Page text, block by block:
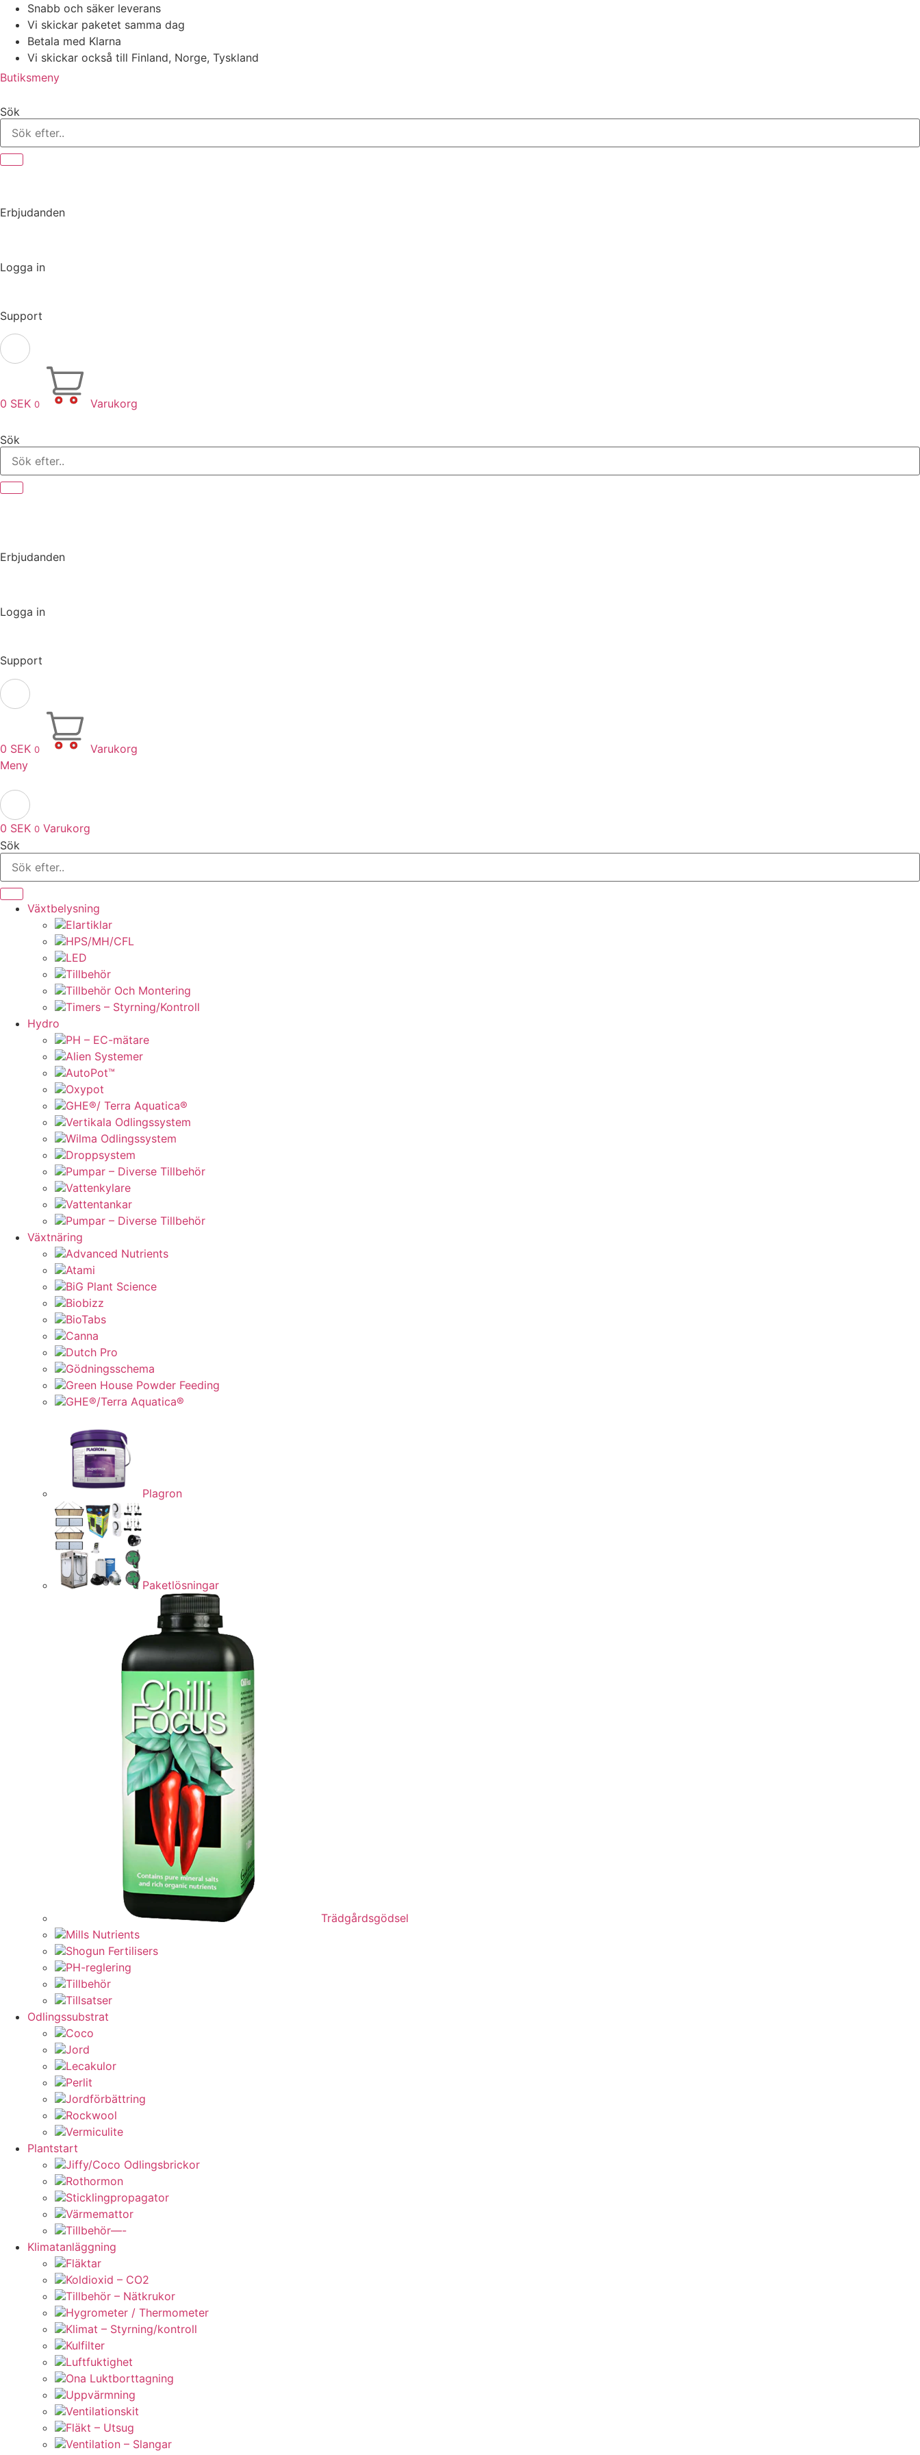
Hoppa
innehåll
Snabb och säker leverans
Vi skickar paketet samma dag
Betala med Klarna
Vi skickar också till Finland, Norge, Tyskland
Butiksmeny
Sök
Erbjudanden
Logga in
Support
0 SEK 0 Varukorg
Sök
Erbjudanden
Logga in
Support
0 SEK 0
Varukorg
Meny
0 SEK 0 Varukorg
Sök
Växtbelysning
Elartiklar
HPS/MH/CFL
LED
Tillbehör
Tillbehör Och Montering
Timers – Styrning/Kontroll
Hydro
PH – EC-mätare
Alien Systemer
AutoPot™
Oxypot
GHE®/ Terra Aquatica®
Vertikala Odlingssystem
Wilma Odlingssystem
Droppsystem
Pumpar – Diverse Tillbehör
Vattenkylare
Vattentankar
Pumpar – Diverse Tillbehör
Växtnäring
Advanced Nutrients
Atami
BiG Plant Science
Biobizz
BioTabs
Canna
Dutch Pro
Gödningsschema
Green House Powder Feeding
GHE®/Terra Aquatica®
Plagron
Paketlösningar
Trädgårdsgödsel
Mills Nutrients
Shogun Fertilisers
PH-reglering
Tillbehör
Tillsatser
Odlingssubstrat
Coco
Jord
Lecakulor
Perlit
Jordförbättring
Rockwool
Vermiculite
Plantstart
Jiffy/Coco Odlingsbrickor
Rothormon
Sticklingpropagator
Värmemattor
Tillbehör—-
Klimatanläggning
Fläktar
Koldioxid – CO2
Tillbehör – Nätkrukor
Hygrometer / Thermometer
Klimat – Styrning/kontroll
Kulfilter
Luftfuktighet
Ona Luktborttagning
Uppvärmning
Ventilationskit
Fläkt – Utsug
Ventilation – Slangar